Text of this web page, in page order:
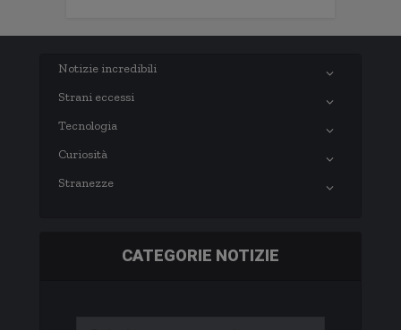
Notizie incredibili
Strani eccessi
Tecnologia
Curiosità
Stranezze
CATEGORIE NOTIZIE